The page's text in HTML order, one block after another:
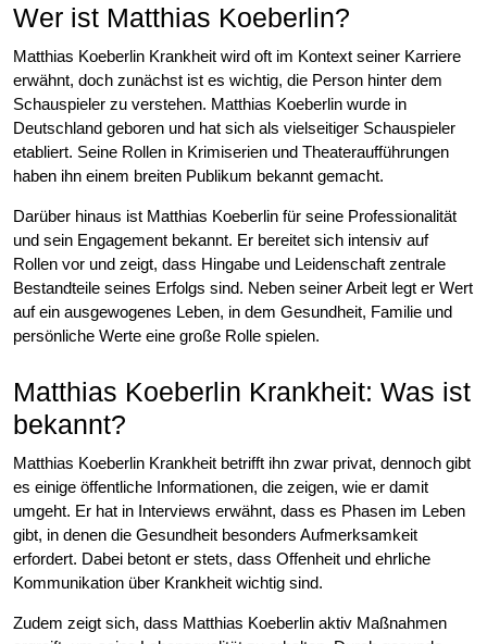
Wer ist Matthias Koeberlin?
Matthias Koeberlin Krankheit wird oft im Kontext seiner Karriere
erwähnt, doch zunächst ist es wichtig, die Person hinter dem
Schauspieler zu verstehen. Matthias Koeberlin wurde in
Deutschland geboren und hat sich als vielseitiger Schauspieler
etabliert. Seine Rollen in Krimiserien und Theateraufführungen
haben ihn einem breiten Publikum bekannt gemacht.
Darüber hinaus ist Matthias Koeberlin für seine Professionalität
und sein Engagement bekannt. Er bereitet sich intensiv auf
Rollen vor und zeigt, dass Hingabe und Leidenschaft zentrale
Bestandteile seines Erfolgs sind. Neben seiner Arbeit legt er Wert
auf ein ausgewogenes Leben, in dem Gesundheit, Familie und
persönliche Werte eine große Rolle spielen.
Matthias Koeberlin Krankheit: Was ist
bekannt?
Matthias Koeberlin Krankheit betrifft ihn zwar privat, dennoch gibt
es einige öffentliche Informationen, die zeigen, wie er damit
umgeht. Er hat in Interviews erwähnt, dass es Phasen im Leben
gibt, in denen die Gesundheit besonders Aufmerksamkeit
erfordert. Dabei betont er stets, dass Offenheit und ehrliche
Kommunikation über Krankheit wichtig sind.
Zudem zeigt sich, dass Matthias Koeberlin aktiv Maßnahmen